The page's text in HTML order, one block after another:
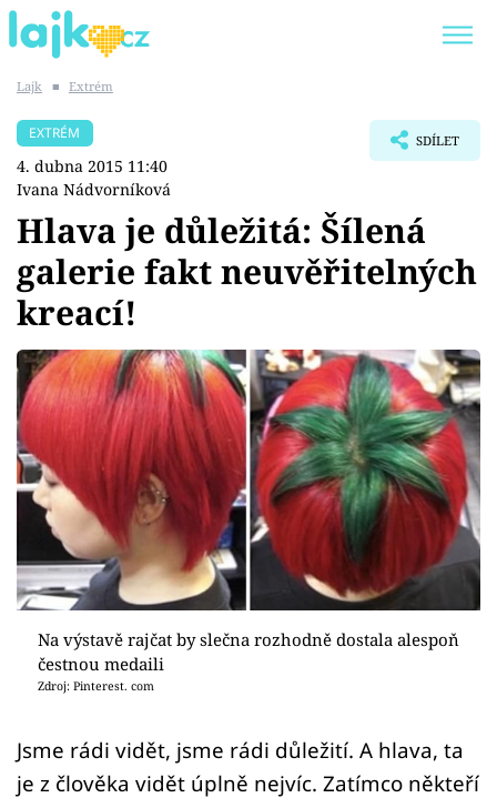
SHOPAHOLICADEL
Témata
Showbyznys
Youtubeři
Virály
Sex a vztahy
Videa
Sledujte prima+
Přihlášení
Sledujte nás
Lajk ■ Extrém
EXTRÉM
4. dubna 2015 11:40
Ivana Nádvorníková
SDÍLET
Hlava je důležitá: Šílená
galerie fakt neuvěřitelných
kreací!
Na výstavě rajčat by slečna rozhodně dostala alespoň
čestnou medaili
Zdroj: Pinterest. com
Jsme rádi vidět, jsme rádi důležití. A hlava, ta
je z člověka vidět úplně nejvíc. Zatímco někteří